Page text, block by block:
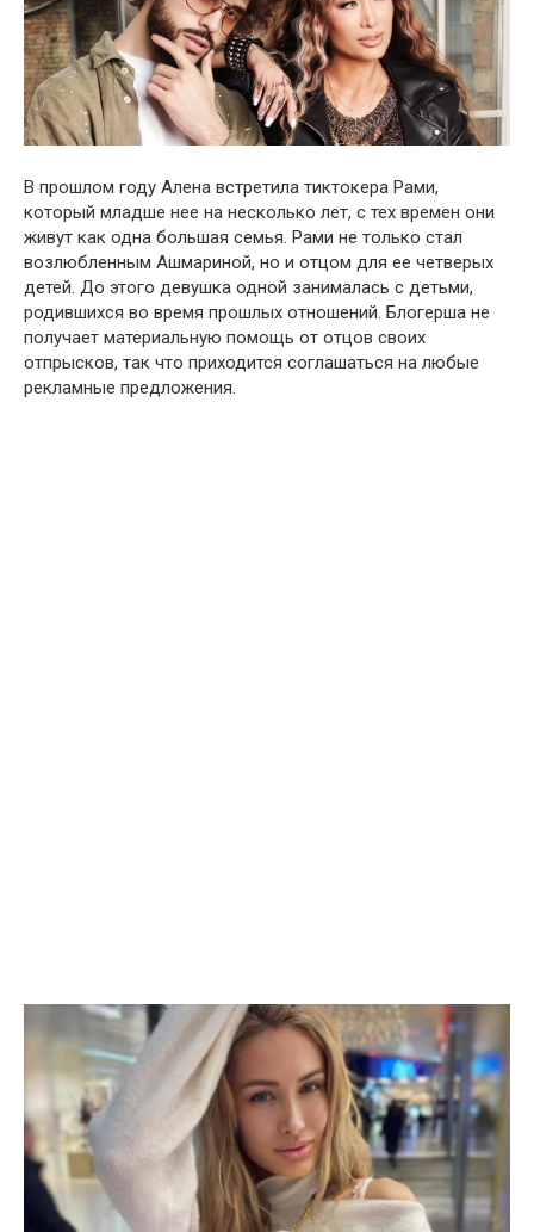
В прошлом году Алена встретила тиктокера Рами,
который младше нее на несколько лет, с тех времен они
живут как одна большая семья. Рами не только стал
возлюбленным Ашмариной, но и отцом для ее четверых
детей. До этого девушка одной занималась с детьми,
родившихся во время прошлых отношений. Блогерша не
получает материальную помощь от отцов своих
отпрысков, так что приходится соглашаться на любые
рекламные предложения.